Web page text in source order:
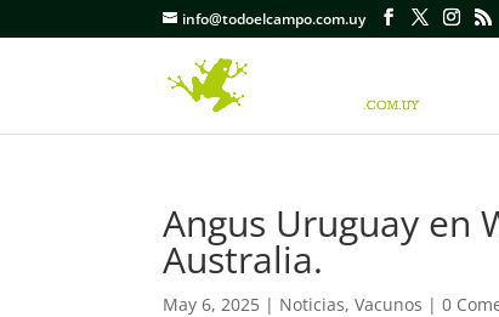
info@todoelcampo.com.uy
Angus Uruguay en
Australia.
May 6, 2025 | Noticias,Vacunos |0